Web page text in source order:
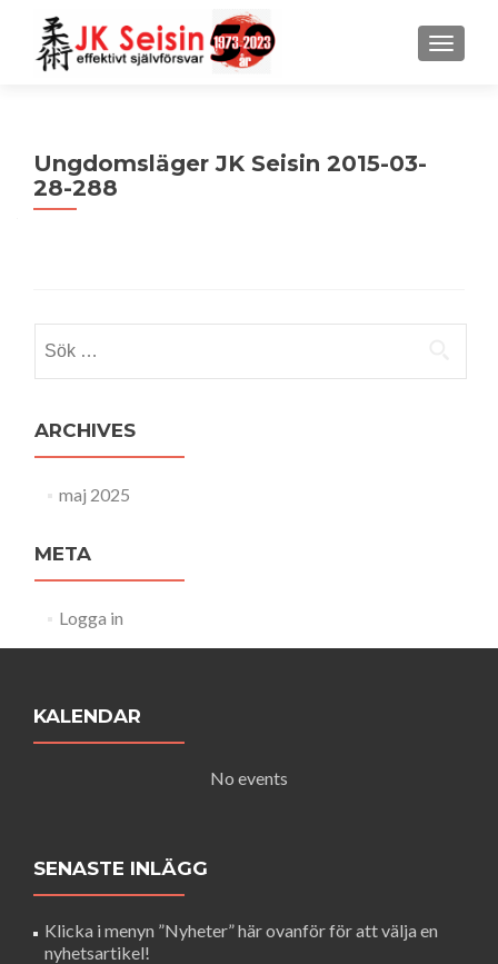
MENU
Ungdomsläger JK Seisin 2015-03-
28-288
efter:
ARCHIVES
maj 2025
META
Logga in
KALENDAR
No events
SENASTE INLÄGG
Klicka i menyn ”Nyheter” här ovanför för att välja en
nyhetsartikel!